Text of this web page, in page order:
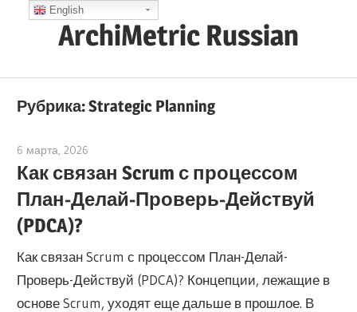
ArchiMetric Russian
Ops,
Agile
and
More
Рубрика:Strategic Planning
6 марта, 2026
Как связан Scrum с процессом
План-Делай-Проверь-Действуй
(PDCA)?
Как связан Scrum с процессом План-Делай-
Проверь-Действуй (PDCA)? Концепции, лежащие в
основе Scrum, уходят еще дальше в прошлое. В
English